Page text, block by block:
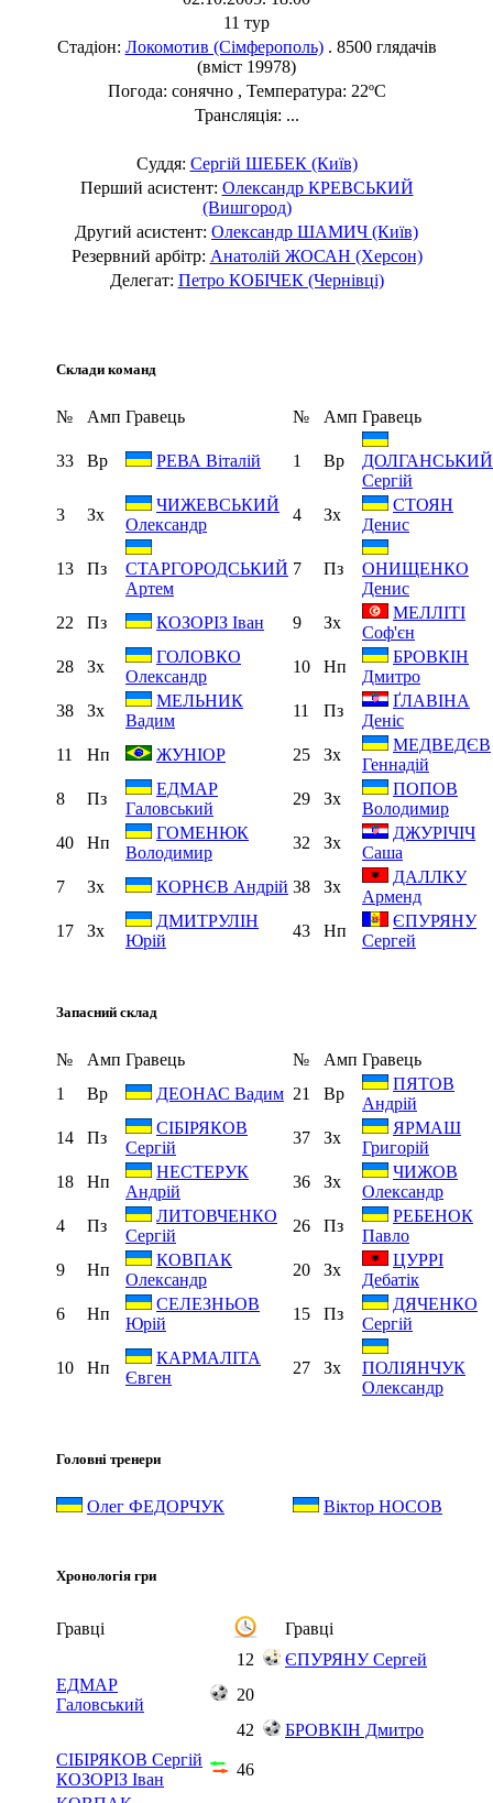
11 тур
Стадіон: Локомотив (Сімферополь). 8500 глядачів
(вміст 19978)
Погода: сонячно , Температура: 22ºC
Трансляція: ...
Суддя: Сергій ШЕБЕК (Київ)
Перший асистент: Олександр КРЕВСЬКИЙ
(Вишгород)
Другий асистент: Олександр ШАМИЧ (Київ)
Резервний арбітр: Анатолій ЖОСАН (Херсон)
Делегат: Петро КОБІЧЕК (Чернівці)
Склади команд
№ Амп Гравець № Амп Гравець
33 Вр РЕВА Віталій 1 Вр
ДОЛГАНСЬКИЙ
Сергій
3
Зх
ЧИЖЕВСЬКИЙ
Олександр
4 Зх
СТОЯН
Денис
13 Пз
СТАРГОРОДСЬКИЙ
Артем
7 Пз
ОНИЩЕНКО
Денис
22
Пз КОЗОРІЗ Іван 9 Зх
МЕЛЛІТІ
Соф'єн
28
Зх
ГОЛОВКО
Олександр
10 Нп
БРОВКІН
Дмитро
38
Зх
МЕЛЬНИК
Вадим
11 Пз
ҐЛАВІНА
Деніс
11
Нп ЖУНІОР 25 Зх
МЕДВЕДЄВ
Геннадій
8
Пз
ЕДМАР
Галовський
29 Зх
ПОПОВ
Володимир
40
Нп
ГОМЕНЮК
Володимир
32 Зх
ДЖУРІЧІЧ
Саша
7
Зх КОРНЄВ Андрій 38 Зх
ДАЛЛКУ
Арменд
17
Зх
ДМИТРУЛІН
Юрій
43 Нп
ЄПУРЯНУ
Сергей
Запасний склад
№ Амп Гравець № Амп Гравець
1
Вр ДЕОНАС Вадим 21 Вр
ПЯТОВ
Андрій
14
Пз
СІБІРЯКОВ
Сергій
37 Зх
ЯРМАШ
Григорій
18
Нп
НЕСТЕРУК
Андрій
36 Зх
ЧИЖОВ
Олександр
4
Пз
ЛИТОВЧЕНКО
Сергій
26 Пз
РЕБЕНОК
Павло
9
Нп
КОВПАК
Олександр
20 Зх
ЦУРРІ
Дебатік
6
Нп
СЕЛЕЗНЬОВ
Юрій
15 Пз
ДЯЧЕНКО
Сергій
10 Нп
КАРМАЛІТА
Євген
27 Зх
ПОЛІЯНЧУК
Олександр
Головні тренери
Олег ФЕДОРЧУК Віктор НОСОВ
Хронологія гри
Гравці
Гравці
12
ЄПУРЯНУ Сергей
ЕДМАР
Галовський
20
42
БРОВКІН Дмитро
СІБІРЯКОВ Сергій
КОЗОРІЗ Іван
46